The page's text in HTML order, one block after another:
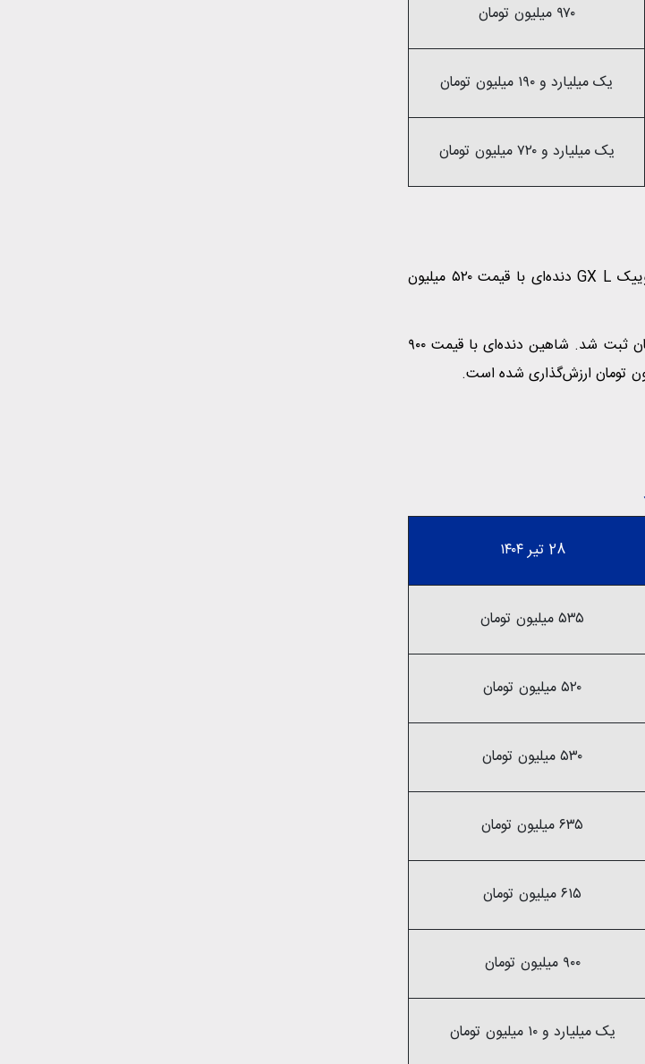
۹۷۰ میلیون تومان
یک میلیارد و ۱۹۰ میلیون تومان
یک میلیارد و ۷۲۰ میلیون تومان
ساینا S دنده‌ای بنزینی امروز 28 تیرماه با قیمت ۵۳۵ میلیون تومان معامله می‌شود و کوییک GX L دنده‌ای با قیمت ۵۲۰ میلیون
همچنین اطلس به قیمت ۶۳۵ میلیون تومان رسید. قیمت سهند S در بازار ۶۱۵ میلیون تومان ثبت شد. شاهین دنده‌ای با قیمت ۹۰۰
28 تیر ۱۴۰۴
۵۳۵ میلیون تومان
۵۲۰ میلیون تومان
۵۳۰ میلیون تومان
۶۳۵ میلیون تومان
۶۱۵ میلیون تومان
۹۰۰ میلیون تومان
یک میلیارد و ۱۰ میلیون تومان